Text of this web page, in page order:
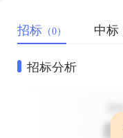
招标 （0） 中标
招标分析